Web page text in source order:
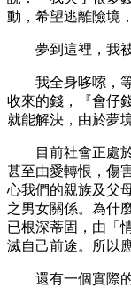
動，希望逃離險境
夢到這裡，我
我全身哆嗦，
收來的錢，『會仔
就能解決，由於夢
目前社會正處
甚至由愛轉恨，傷
心我們的親族及父
之男女關係。為什
已根深蒂固，由「
滅自己前途。所以
還有一個實際